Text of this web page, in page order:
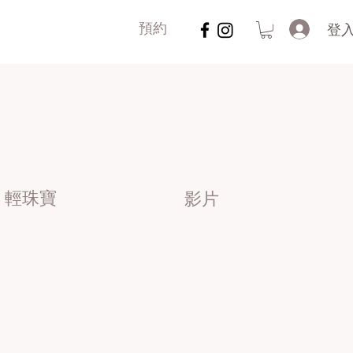
預約 登
輕珠寶 影片